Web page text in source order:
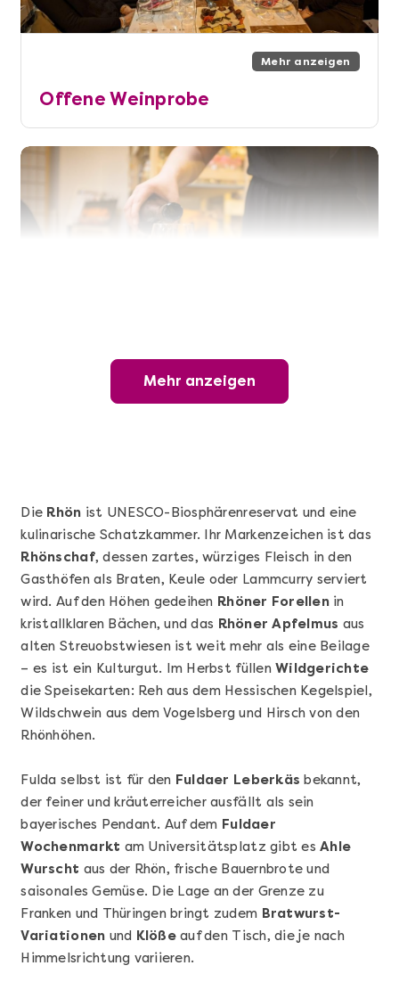
Mehr anzeigen
Offene Weinprobe
Wunderschöner Weinabend
Mehr anzeigen
Sushi Basic Kurs Bonn
Mehr anzeigen
Mehr anzeigen
Die Rhön ist UNESCO-Biosphärenreservat und eine
kulinarische Schatzkammer. Ihr Markenzeichen ist das
Rhönschaf, dessen zartes, würziges Fleisch in den
Gasthöfen als Braten, Keule oder Lammcurry serviert
wird. Auf den Höhen gedeihen Rhöner Forellenin
kristallklaren Bächen, und das Rhöner Apfelmus aus
alten Streuobstwiesen ist weit mehr als eine Beilage
– es ist ein Kulturgut. Im Herbst füllenWildgerichte
die Speisekarten: Reh aus dem Hessischen Kegelspiel,
Wildschwein aus dem Vogelsberg und Hirsch von den
Rhönhöhen.
Fulda selbst ist für den Fuldaer Leberkäs bekannt,
der feiner und kräuterreicher ausfällt als sein
bayerisches Pendant. Auf dem Fuldaer
Wochenmarkt am Universitätsplatz gibt esAhle
Wurscht aus der Rhön, frische Bauernbrote und
saisonales Gemüse. Die Lage an der Grenze zu
Franken und Thüringen bringt zudem Bratwurst-
Variationen und Klößeauf den Tisch, die je nach
Himmelsrichtung variieren.